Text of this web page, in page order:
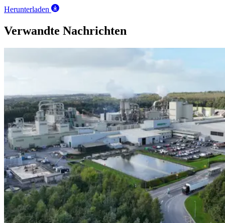
Herunterladen
Verwandte Nachrichten